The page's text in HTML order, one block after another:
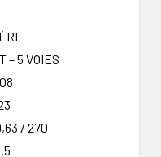
– 5 VOIES
/ 270